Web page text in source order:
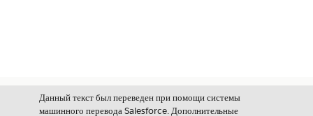
Данный текст был переведен при помощи системы
машинного перевода Salesforce. Дополнительные